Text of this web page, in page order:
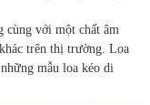
cùng với một chất âm
khác trên thị trường. Loa
mẫu loa kéo di